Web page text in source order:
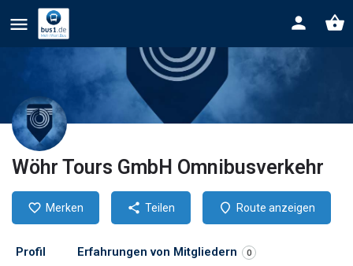
Wöhr Tours GmbH Omnibusverkehr
Merken Teilen Route anzeigen
Profil Erfahrungen von Mitgliedern 0